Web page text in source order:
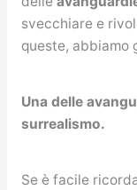
svecchiare e
queste, abbiamo
Una delle
surrealismo.
Se è facile